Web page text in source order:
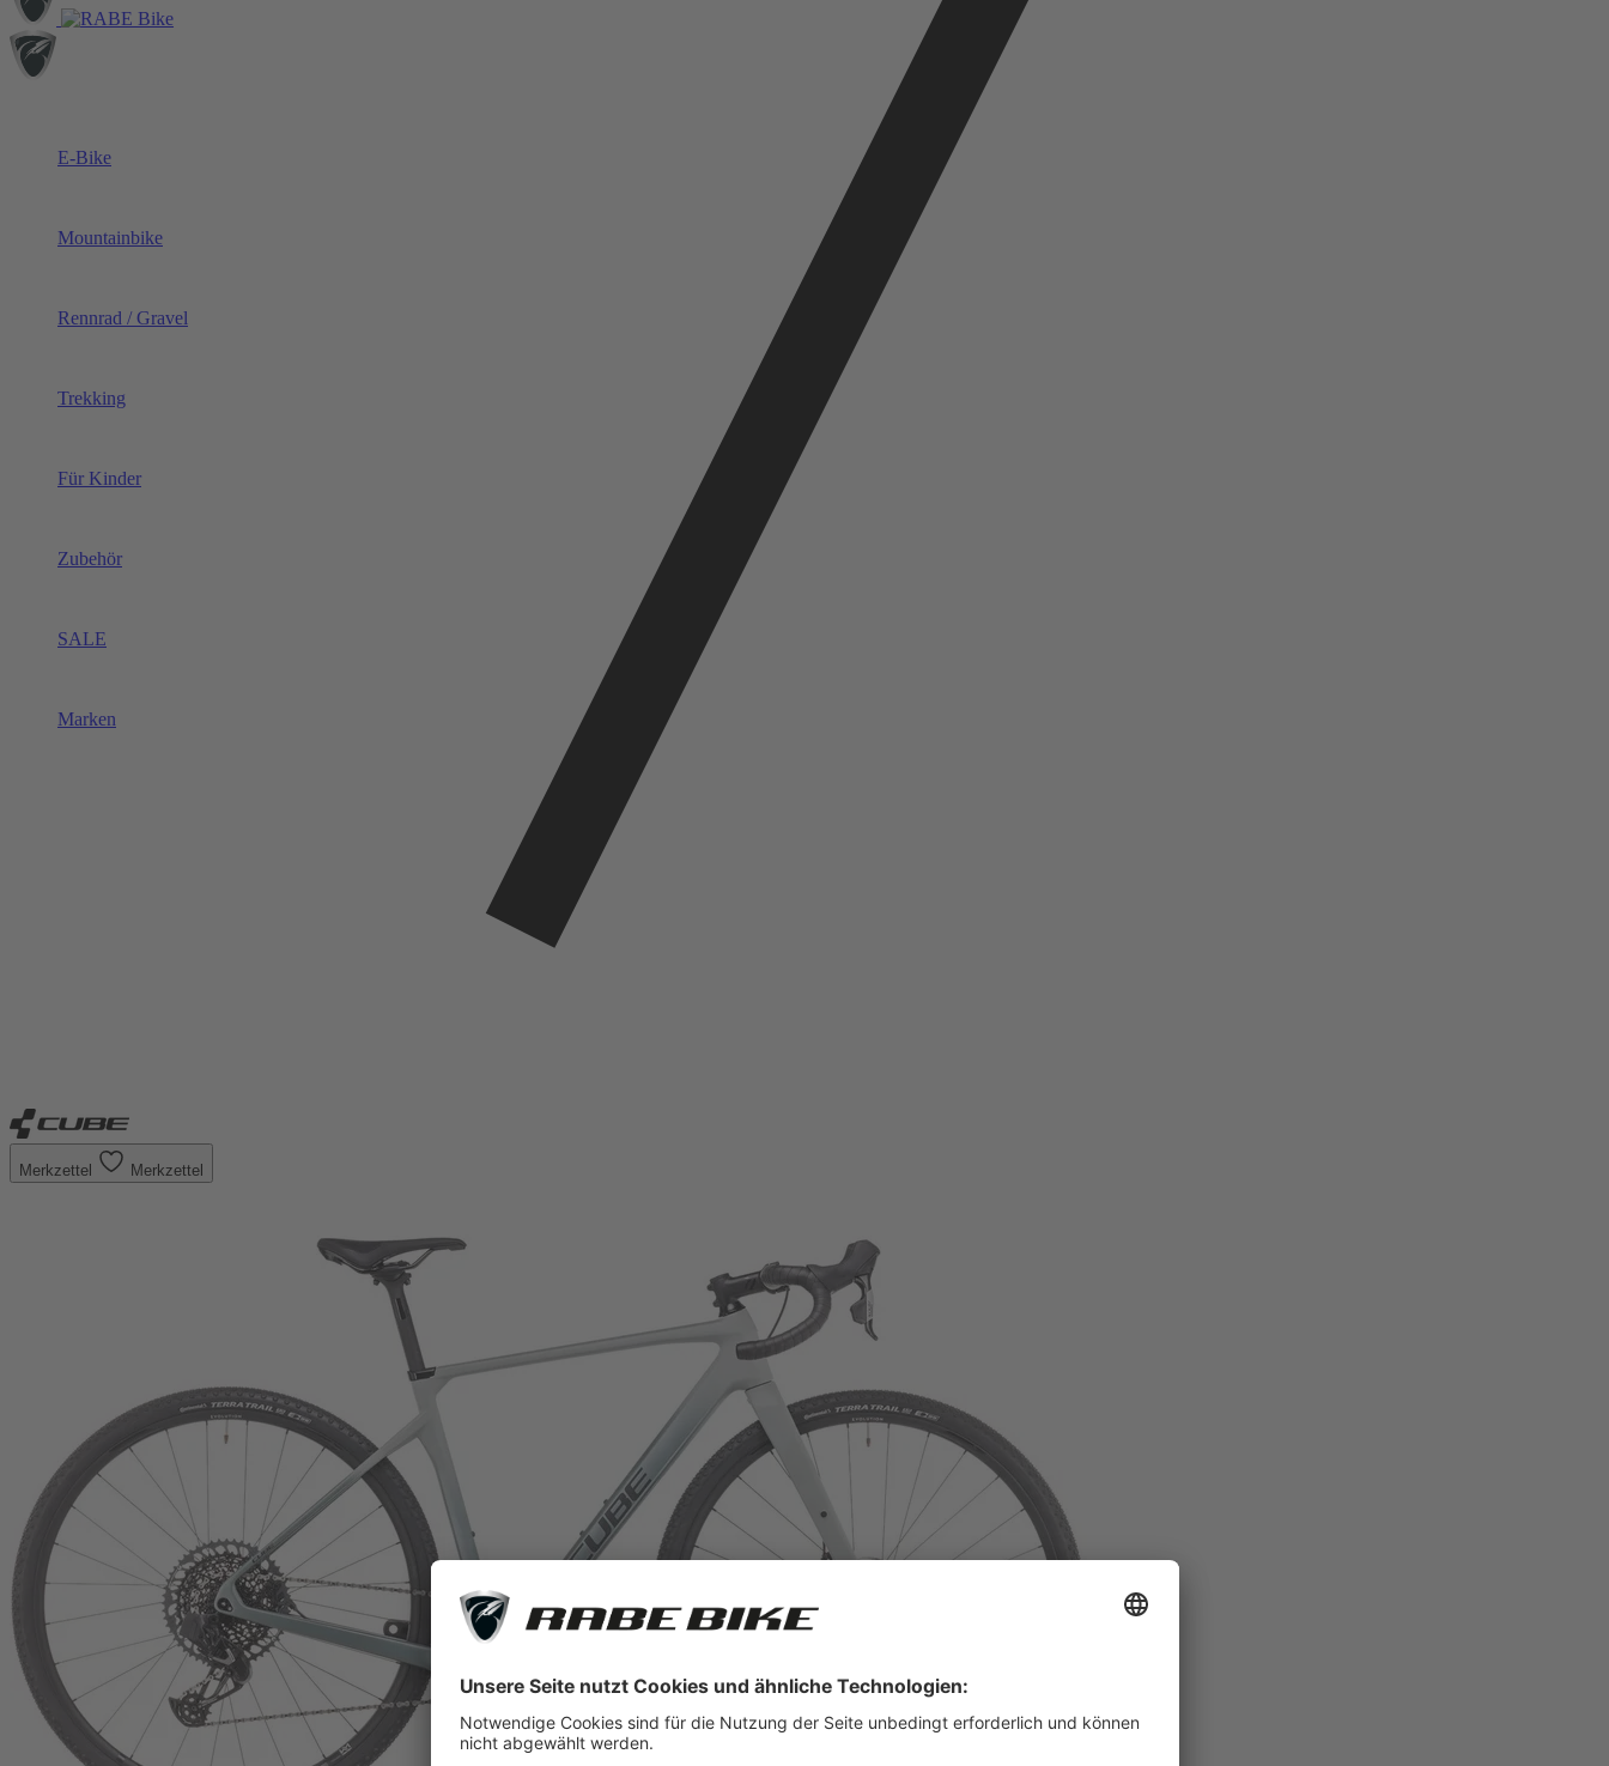
E-Bike
Mountainbike
Rennrad / Gravel
Trekking
Für Kinder
Zubehör
SALE
Marken
Merkzettel Merkzettel